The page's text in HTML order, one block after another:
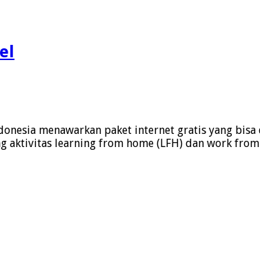
menawarkan paket internet gratis yang
learning from home (LFH) dan work from